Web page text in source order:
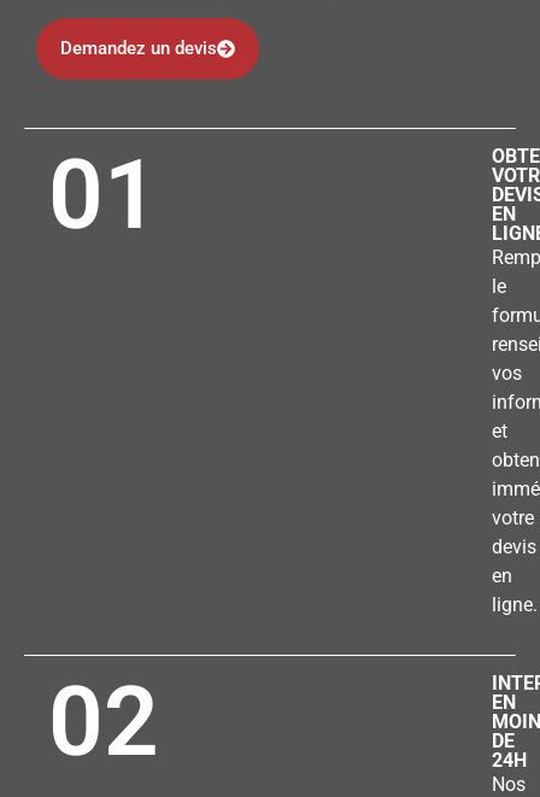
Demandez un devis
01
EN
le
vos
et
votre
devis
en
ligne.
02
EN
DE
24H
Nos